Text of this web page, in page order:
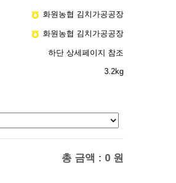
화원농협 김치가공공장
화원농협 김치가공공장
하단 상세페이지 참조
3.2kg
총 금액 : 0 원